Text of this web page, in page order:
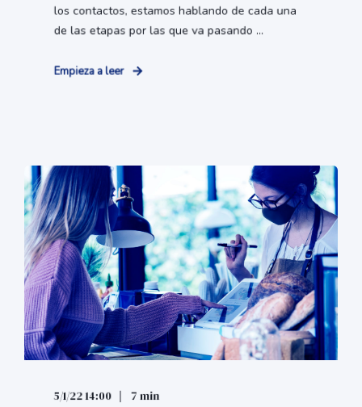
los contactos, estamos hablando de cada una
de las etapas por las que va pasando ...
Empieza a leer
5/1/22 14:00 7 min